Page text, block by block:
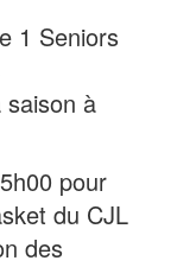
1 Seniors
à
pour
du CJL
des